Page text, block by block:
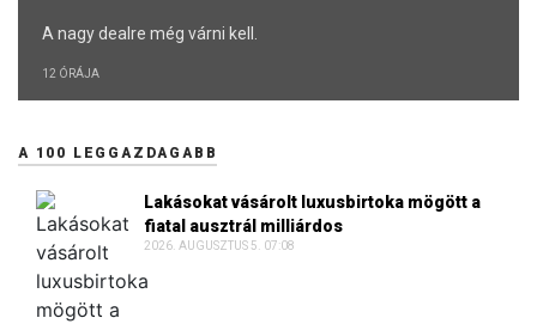
A nagy dealre még várni kell.
12 ÓRÁJA
A 100 LEGGAZDAGABB
Lakásokat vásárolt luxusbirtoka mögött a
fiatal ausztrál milliárdos
2026. AUGUSZTUS 5. 07:08